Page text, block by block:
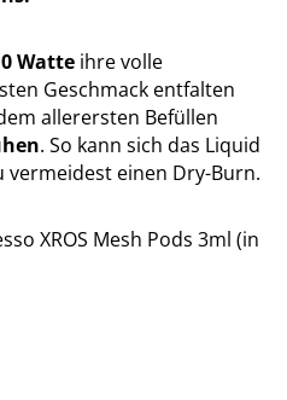
Watte ihre volle
Geschmack entfalten
allerersten Befüllen
. So kann sich das Liquid
einen Dry-Burn.
XROS Mesh Pods 3ml (in